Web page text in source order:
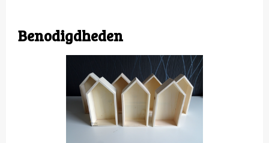
Benodigdheden